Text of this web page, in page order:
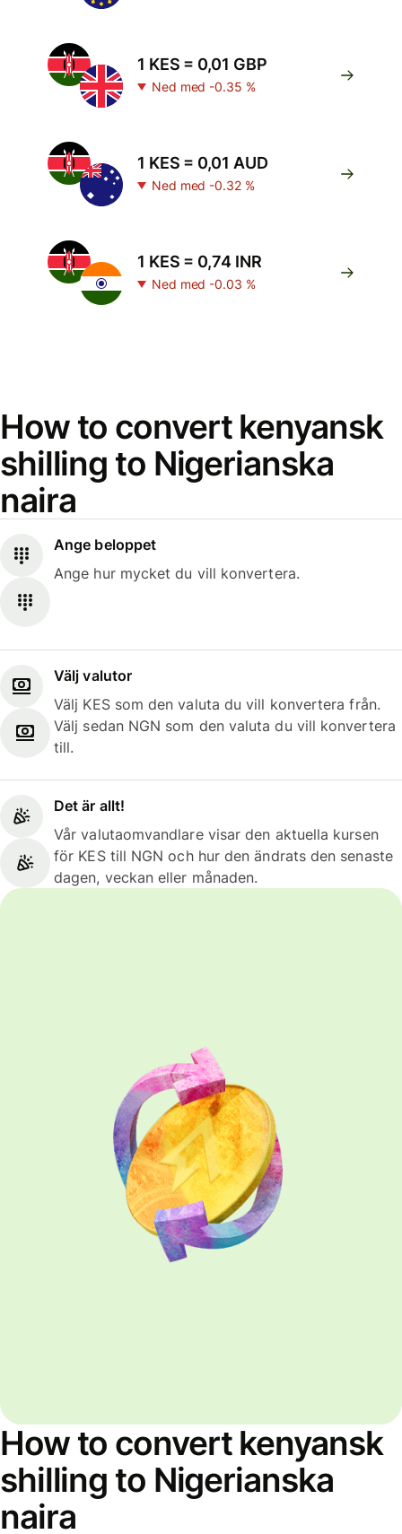
1 KES = 0,01 GBP
Ned med -0.35 %
1 KES = 0,01 AUD
Ned med -0.32 %
1 KES = 0,74 INR
Ned med -0.03 %
How to convert kenyansk
shilling to Nigerianska
naira
Ange beloppet
Ange hur mycket du vill konvertera.
Välj valutor
Välj KES som den valuta du vill konvertera från.
Välj sedan NGN som den valuta du vill konvertera
till.
Det är allt!
Vår valutaomvandlare visar den aktuella kursen
för KES till NGN och hur den ändrats den senaste
dagen, veckan eller månaden.
How to convert kenyansk
shilling to Nigerianska
naira